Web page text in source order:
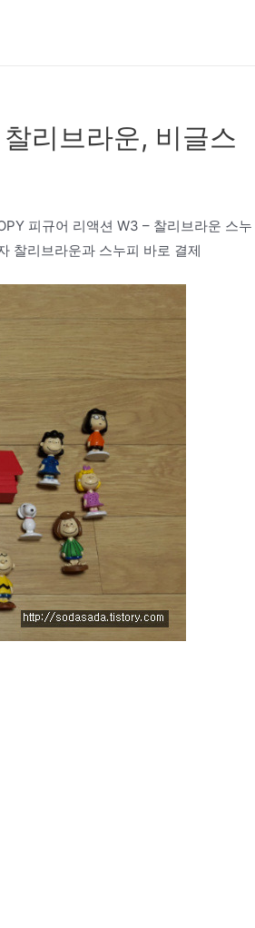
리브라운, 비글스
피규어 리액션 W3 – 찰리브라운 스누
찰리브라운과 스누피 바로 결제